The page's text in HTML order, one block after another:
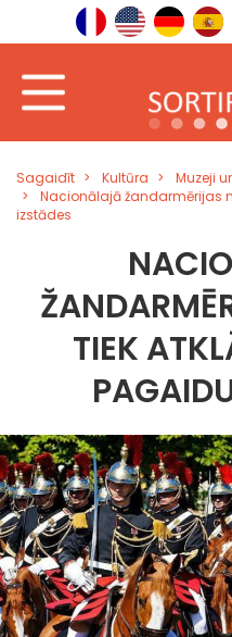
Sagaidīt Kultūra
Muzeji
Nacionālajā žandarmērijas
izstādes
TIEK